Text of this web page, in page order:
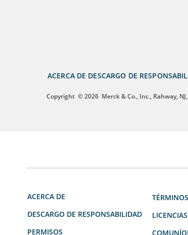
ACERCA DE DESCARGO DE
Copyright © 2026 Merck & Co., Inc., Rahway,
ACERCA DE
DESCARGO DE RESPONSABILIDAD
PERMISOS
LICENCIAS